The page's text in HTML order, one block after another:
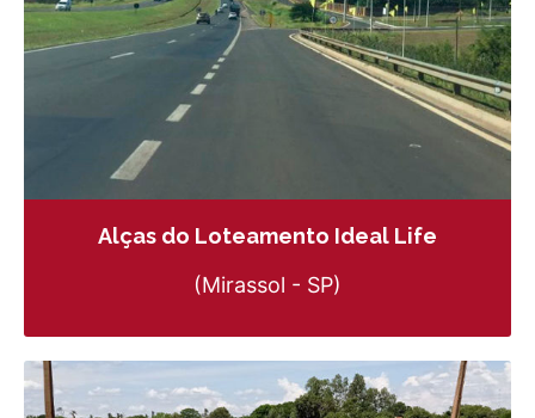
Alças do Loteamento Ideal Life
(Mirassol - SP)